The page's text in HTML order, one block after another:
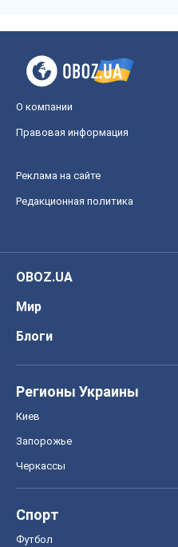
О компании
Правовая информация
Реклама на сайте
Редакционная политика
OBOZ.UA
Мир
Блоги
Регионы Украины
Киев
Запорожье
Черкассы
Спорт
Футбол